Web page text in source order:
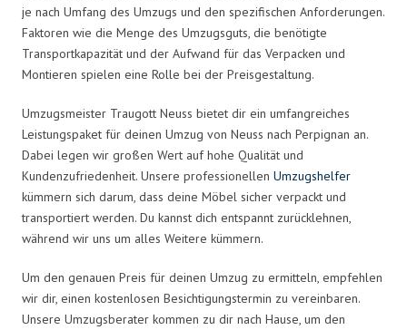
je nach Umfang des Umzugs und den spezifischen Anforderungen.
Faktoren wie die Menge des Umzugsguts, die benötigte
Transportkapazität und der Aufwand für das Verpacken und
Montieren spielen eine Rolle bei der Preisgestaltung.
Umzugsmeister Traugott Neuss bietet dir ein umfangreiches
Leistungspaket für deinen Umzug von Neuss nach Perpignan an.
Dabei legen wir großen Wert auf hohe Qualität und
Kundenzufriedenheit. Unsere professionellen Umzugshelfer
kümmern sich darum, dass deine Möbel sicher verpackt und
transportiert werden. Du kannst dich entspannt zurücklehnen,
während wir uns um alles Weitere kümmern.
Um den genauen Preis für deinen Umzug zu ermitteln, empfehlen
wir dir, einen kostenlosen Besichtigungstermin zu vereinbaren.
Unsere Umzugsberater kommen zu dir nach Hause, um den